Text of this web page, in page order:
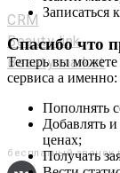
CRM
Beauty link
Beauty market
Приложение
Мы в соц.
+7 (800) 551-
бесплатный звонок
Записаться
Спасибо что
Теперь вы
сервиса а именно:
Пополнять
Добавлять
ценах;
Получать